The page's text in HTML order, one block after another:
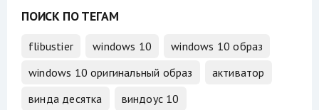
ПОИСК ПО ТЕГАМ
flibustier windows 10
windows 10 образ
windows 10 оригинальный образ
активатор
винда десятка
виндоус 10